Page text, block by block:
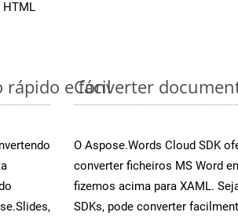
HTML
rápido e fácilConverter
O Aspose.Words Cloud SDK
converter ficheiros MS Word
fizemos acima para XAML.
SDKs, pode converter